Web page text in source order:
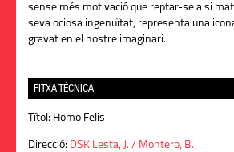
sense més motivació que reptar-se a si
seva ociosa ingenuïtat, representa una
gravat en el nostre imaginari.
FITXA TÈCNICA
Títol: Homo Felis
Direcció: DSK Lesta, J. / Montero, B.